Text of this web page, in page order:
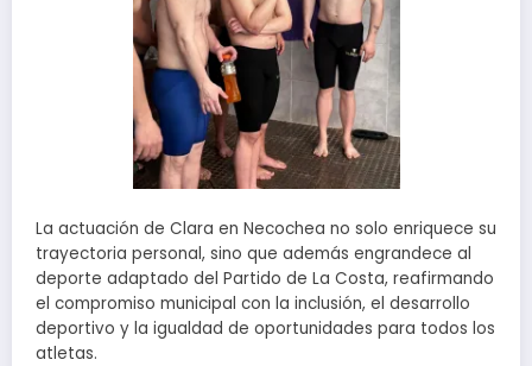
La actuación de Clara en Necochea no solo enriquece su
trayectoria personal, sino que además engrandece al
deporte adaptado del Partido de La Costa, reafirmando
el compromiso municipal con la inclusión, el desarrollo
deportivo y la igualdad de oportunidades para todos los
atletas.